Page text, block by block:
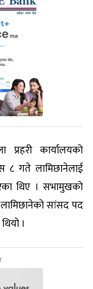
कार्यालयको
८ गते लामिछानेलाई
थिए । सभामुखको
सांसद पद
।